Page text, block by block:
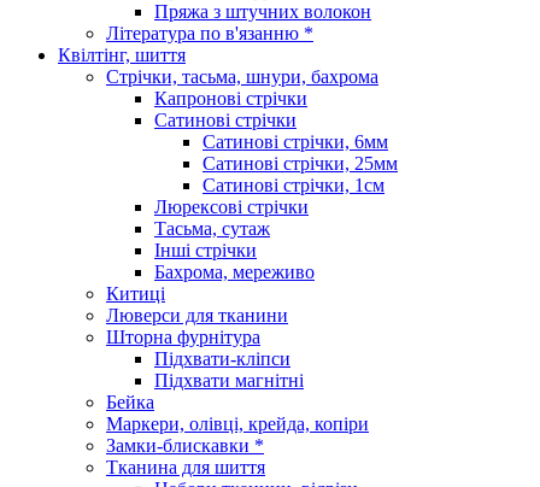
Пряжа з штучних волокон
Література по в'язанню *
Квілтінг, шиття
Стрічки, тасьма, шнури, бахрома
Капронові стрічки
Сатинові стрічки
Сатинові стрічки, 6мм
Сатинові стрічки, 25мм
Сатинові стрічки, 1см
Люрексові стрічки
Тасьма, сутаж
Інші стрічки
Бахрома, мереживо
Китиці
Люверси для тканини
Шторна фурнітура
Підхвати-кліпси
Підхвати магнітні
Бейка
Маркери, олівці, крейда, копіри
Замки-блискавки *
Тканина для шиття